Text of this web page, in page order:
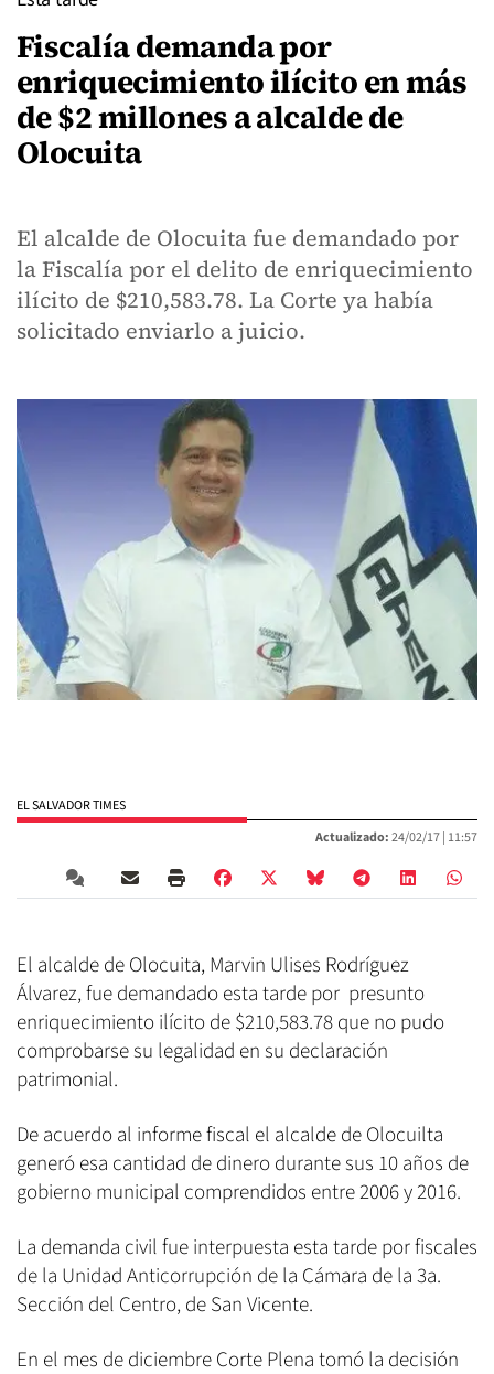
Fiscalía demanda por
enriquecimiento ilícito en más
de $2 millones a alcalde de
Olocuita
El alcalde de Olocuita fue demandado por
la Fiscalía por el delito de enriquecimiento
ilícito de $210,583.78. La Corte ya había
solicitado enviarlo a juicio.
EL SALVADOR TIMES
Actualizado:24/02/17 | 11:57
El alcalde de Olocuita, Marvin Ulises Rodríguez
Álvarez, fue demandado esta tarde por presunto
enriquecimiento ilícito de $210,583.78 que no pudo
comprobarse su legalidad en su declaración
patrimonial.
De acuerdo al informe fiscal el alcalde de Olocuilta
generó esa cantidad de dinero durante sus 10 años de
gobierno municipal comprendidos entre 2006 y 2016.
La demanda civil fue interpuesta esta tarde por fiscales
de la Unidad Anticorrupción de la Cámara de la 3a.
Sección del Centro, de San Vicente.
En el mes de diciembre Corte Plena tomó la decisión